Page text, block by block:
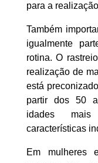
para a
Também
igualmente
rotina. O
realização de
está
partir dos 50
idades
características
Em mulheres